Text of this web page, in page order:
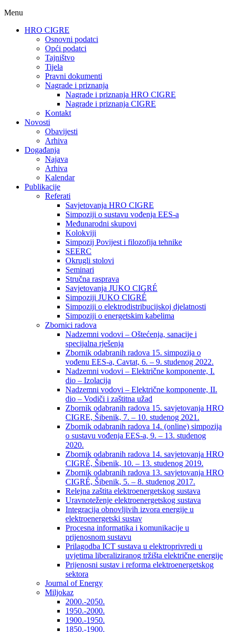
Menu
HRO CIGRE
Osnovni podatci​
Opći podatci
Tajništvo
Tijela
Pravni dokumenti
Nagrade i priznanja
Nagrade i priznanja HRO CIGRE
Nagrade i priznanja CIGRE
Kontakt
Novosti
Obavijesti
Arhiva
Događanja
Najava
Arhiva
Kalendar
Publikacije
Referati
Savjetovanja HRO CIGRE
Simpoziji o sustavu vođenja EES-a
Međunarodni skupovi
Kolokviji​
Simpozij Povijest i filozofija tehnike
SEERC
Okrugli stolovi
Seminari​
Stručna rasprava​
Savjetovanja JUKO CIGRÉ
Simpoziji JUKO CIGRÉ
Simpoziji o elektrodistribucijskoj djelatnosti
Simpoziji o energetskim kabelima
Zbornici radova
Nadzemni vodovi – Oštećenja, sanacije i
specijalna rješenja
Zbornik odabranih radova 15. simpozija o
vođenu EES-a, Cavtat, 6. – 9. studenog 2022.
Nadzemni vodovi – Električne komponente, I.
dio – Izolacija
Nadzemni vodovi – Električne komponente, II.
dio – Vodiči i zaštitna užad
Zbornik odabranih radova 15. savjetovanja HRO
CIGRE, Šibenik, 7. – 10. studenog 2021.
Zbornik odabranih radova 14. (online) simpozija
o sustavu vođenja EES-a, 9. – 13. studenog
2020.
Zbornik odabranih radova 14. savjetovanja HRO
CIGRÉ, Šibenik, 10. – 13. studenog 2019.
Zbornik odabranih radova 13. savjetovanja HRO
CIGRÉ, Šibenik, 5. – 8. studenog 2017.
Relejna zaštita elektroenergetskog sustava
Uravnoteženje elektroenergetskog sustava
Integracija obnovljivih izvora energije u
elektroenergetski sustav
Procesna informatika i komunikacije u
prijenosnom sustavu
Prilagodba ICT sustava u elektroprivredi u
uvjetima liberaliziranog tržišta električne energije
Prijenosni sustav i reforma elektroenergetskog
sektora
Journal of Energy
Miljokaz
2000.-2050.
1950.-2000.
1900.-1950.
1850.-1900.